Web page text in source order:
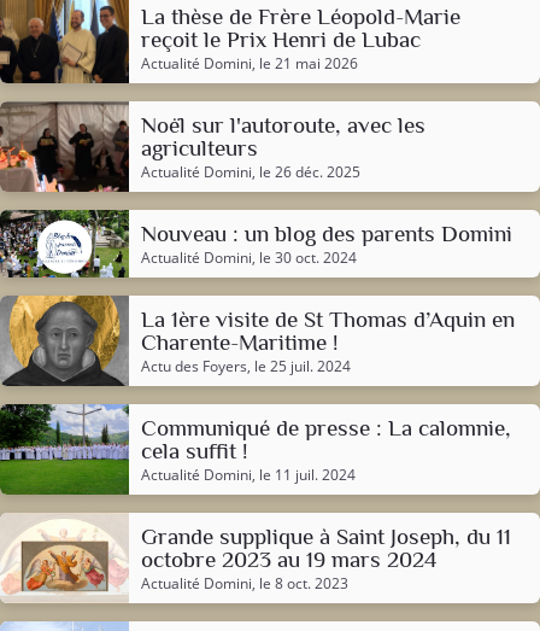
La thèse de Frère Léopold-Marie
reçoit le Prix Henri de Lubac
Actualité Domini, le 21 mai 2026
Noël sur l'autoroute, avec les
agriculteurs
Actualité Domini, le 26 déc. 2025
Nouveau : un blog des parents Domini
Actualité Domini, le 30 oct. 2024
La 1ère visite de St Thomas d’Aquin en
Charente-Maritime !
Actu des Foyers, le 25 juil. 2024
Communiqué de presse : La calomnie,
cela suffit !
Actualité Domini, le 11 juil. 2024
Grande supplique à Saint Joseph, du 11
octobre 2023 au 19 mars 2024
Actualité Domini, le 8 oct. 2023